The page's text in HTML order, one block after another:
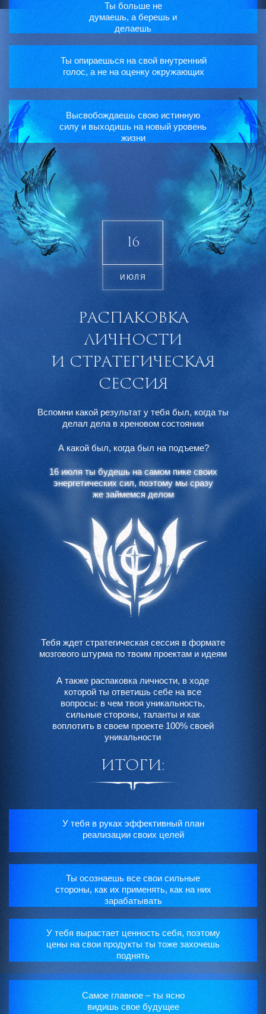
ИТОГИ:
Ты больше не
думаешь, а берешь и
делаешь
Ты опираешься на свой внутренний
голос, а не на оценку окружающих
Высвобождаешь свою истинную
силу и выходишь на новый уровень
жизни
РАСПАКОВКА
ЛИЧНОСТИ
И СТРАТЕГИЧЕСКАЯ
СЕССИЯ
Вспомни какой результат у тебя был, когда ты
делал дела в хреновом состоянии
А какой был, когда был на подъеме?
ИЮЛЯ
16
Тебя ждет стратегическая сессия в формате
мозгового штурма по твоим проектам и идеям
А также распаковка личности, в ходе
которой ты ответишь себе на все
вопросы: в чем твоя уникальность,
сильные стороны, таланты и как
воплотить в своем проекте 100% своей
уникальности
У тебя в руках эффективный план
реализации своих целей
Ты осознаешь все свои сильные
стороны, как их применять, как на них
зарабатывать
У тебя вырастает ценность себя, поэтому
цены на свои продукты ты тоже захочешь
поднять
Самое главное – ты ясно
видишь свое будущее
16 июля ты будешь на самом пике своих
энергетических сил, поэтому мы сразу
же займемся делом
16 июля ты будешь на самом пике своих
энергетических сил, поэтому мы сразу
же займемся делом